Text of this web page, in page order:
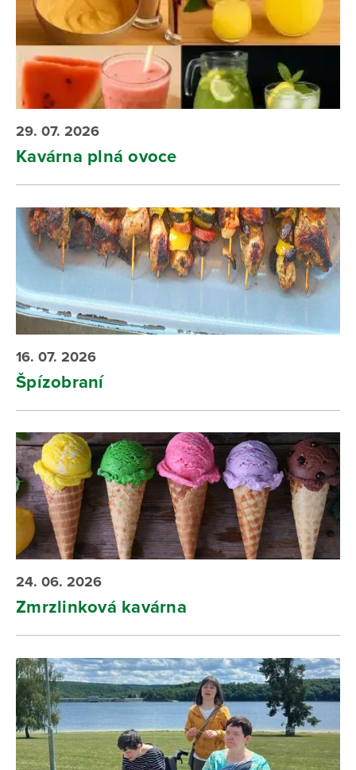
29. 07. 2026
Kavárna plná ovoce
16. 07. 2026
Špízobraní
24. 06. 2026
Zmrzlinková kavárna